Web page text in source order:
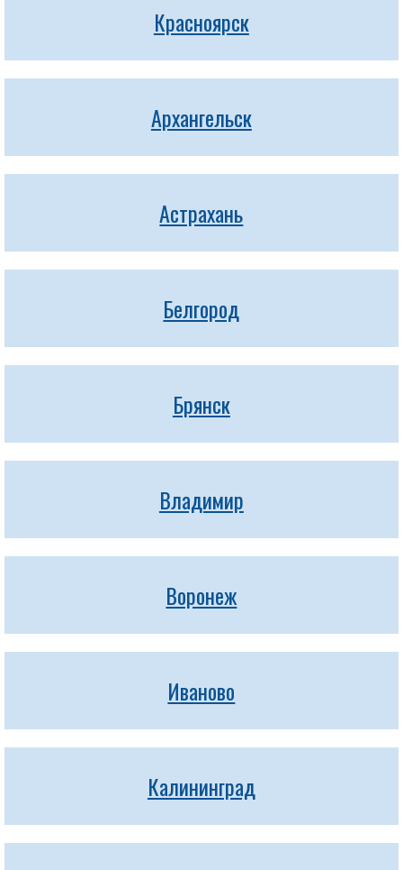
Красноярск
Архангельск
Астрахань
Белгород
Брянск
Владимир
Воронеж
Иваново
Калининград